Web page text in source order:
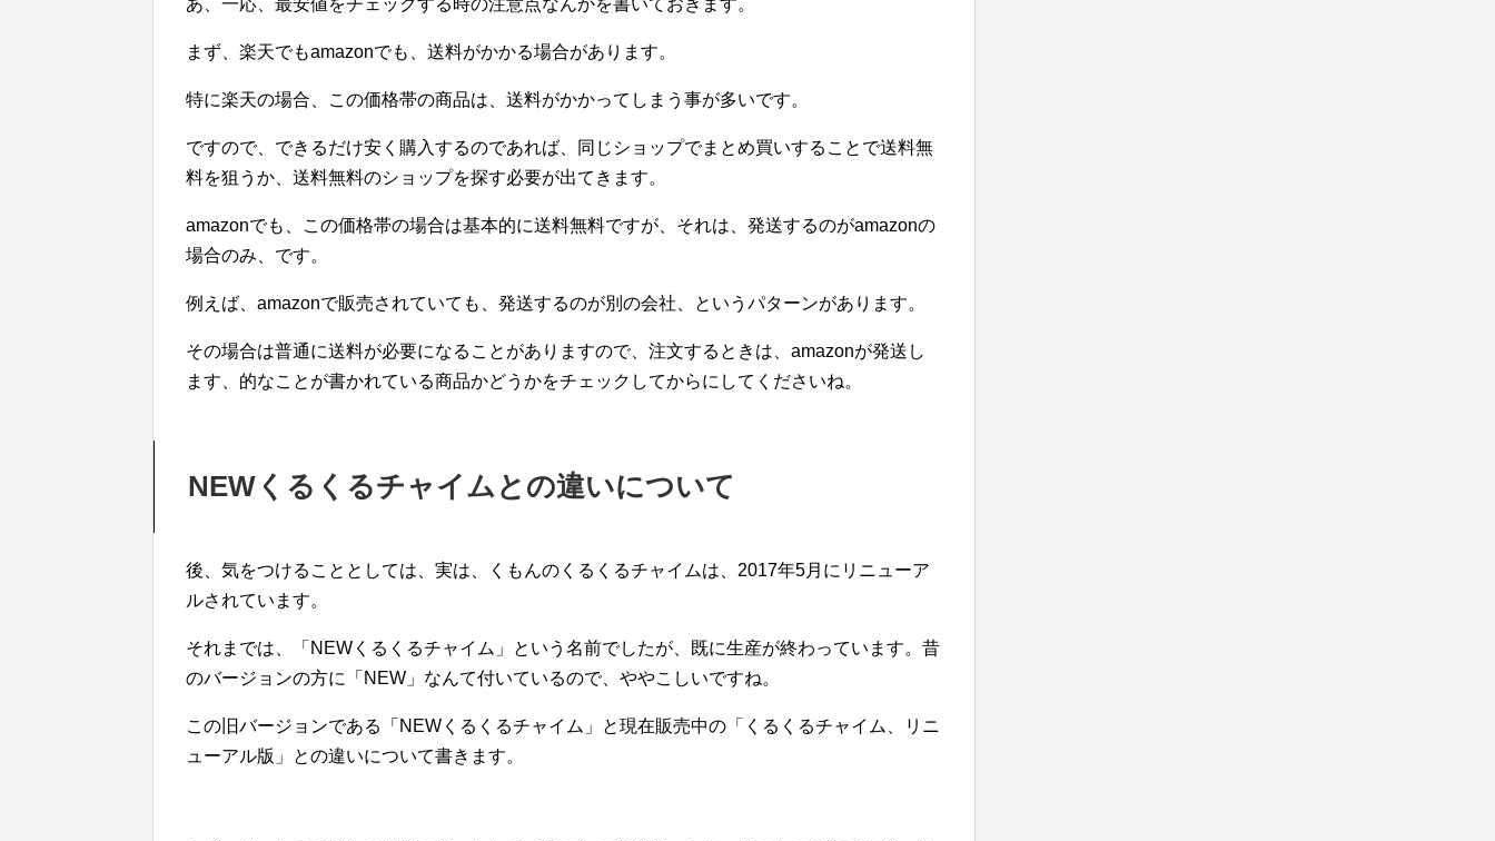
あ、一応、最安値をチェックする時の注意点なんかを書いておきます。
まず、楽天でもamazonでも、送料がかかる場合があります。
特に楽天の場合、この価格帯の商品は、送料がかかってしまう事が多いです。
ですので、できるだけ安く購入するのであれば、同じショップでまとめ買いすることで送料無
料を狙うか、送料無料のショップを探す必要が出てきます。
amazonでも、この価格帯の場合は基本的に送料無料ですが、それは、発送するのがamazonの
場合のみ、です。
例えば、amazonで販売されていても、発送するのが別の会社、というパターンがあります。
その場合は普通に送料が必要になることがありますので、注文するときは、amazonが発送し
ます、的なことが書かれている商品かどうかをチェックしてからにしてくださいね。
NEWくるくるチャイムとの違いについて
後、気をつけることとしては、実は、くもんのくるくるチャイムは、2017年5月にリニューア
ルされています。
それまでは、「NEWくるくるチャイム」という名前でしたが、既に生産が終わっています。昔
のバージョンの方に「NEW」なんて付いているので、ややこしいですね。
この旧バージョンである「NEWくるくるチャイム」と現在販売中の「くるくるチャイム、リニ
ューアル版」との違いについて書きます。